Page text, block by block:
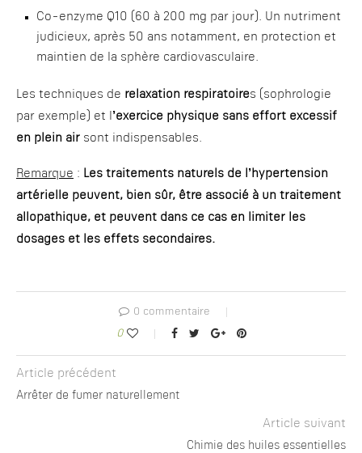
Co-enzyme Q10 (60 à 200 mg par jour). Un nutriment
judicieux, après 50 ans notamment, en protection et
maintien de la sphère cardiovasculaire.
Les techniques de relaxation respiratoires (sophrologie
par exemple) et l’exercice physique sans effort excessif
en plein air sont indispensables.
Remarque : Les traitements naturels de l’hypertension
artérielle peuvent, bien sûr, être associé à un traitement
allopathique, et peuvent dans ce cas en limiter les
dosages et les effets secondaires.
0 commentaire
0
Article précédent
Arrêter de fumer naturellement
Article suivant
Chimie des huiles essentielles